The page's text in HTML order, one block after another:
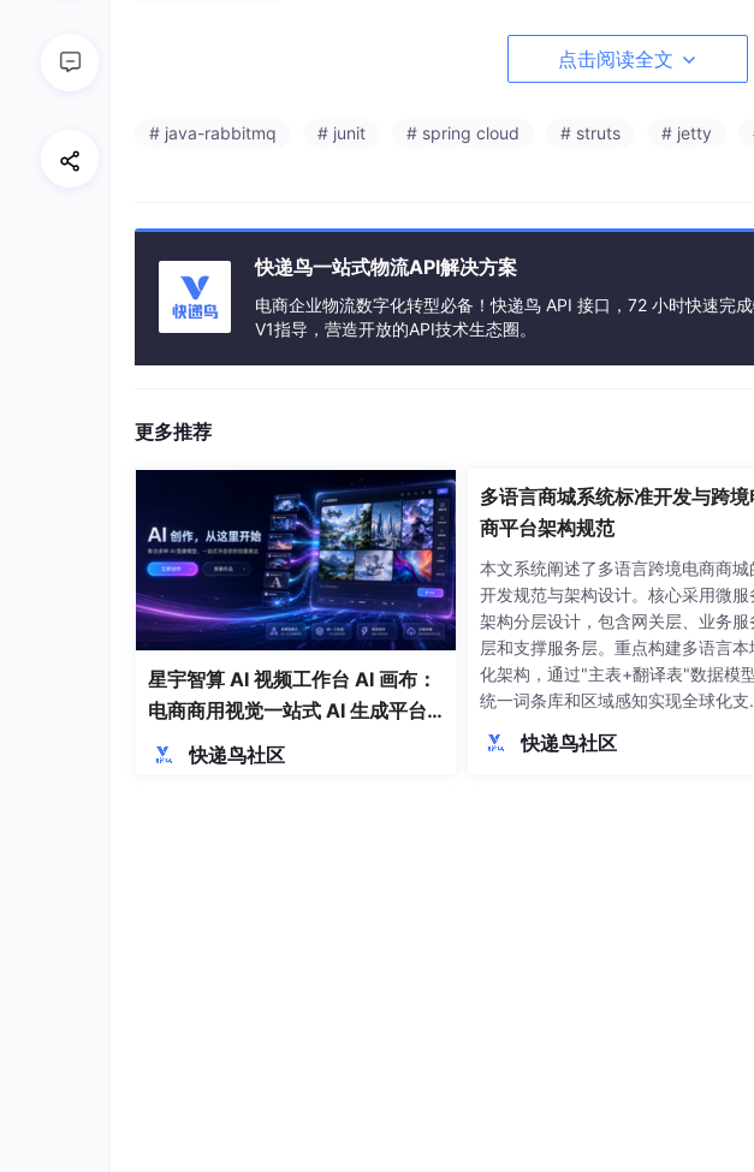
点击阅读全文
# java-rabbitmq # junit # spring cloud # struts # jetty
快递鸟一站式物流API解决方案
电商企业物流数字化转型必备！快递鸟 API 接口，72 小时快速完
V1指导，营造开放的API技术生态圈。
更多推荐
星宇智算 AI 视频工作台 AI 画布：
电商商用视觉一站式 AI 生成平台
落地解析
快递鸟社区
多语言商城系统标准开发与跨境
商平台架构规范
本文系统阐述了多语言跨境电商商城
开发规范与架构设计。核心采用微服
架构分层设计，包含网关层、业务服
层和支撑服务层。重点构建多语言本
化架构，通过"主表+翻译表"数据模型
统一词条库和区域感知实现全球化支
错误处理、安全合规等标准，特别强
快递鸟社区